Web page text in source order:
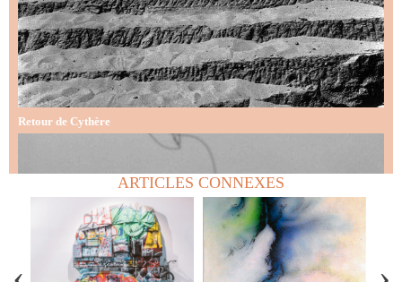
Retour de Cythère
ARTICLES CONNEXES